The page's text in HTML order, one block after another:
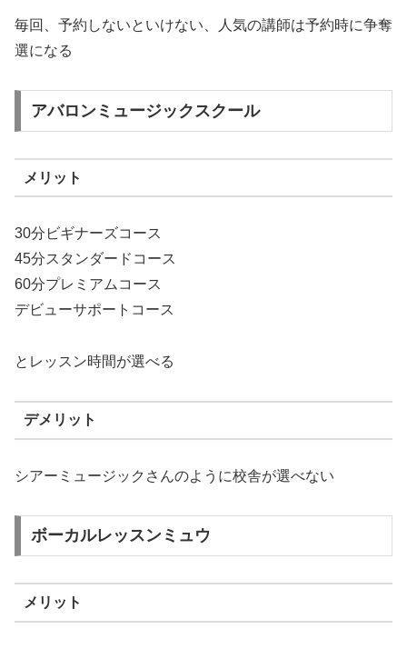
毎回、予約しないといけない、人気の講師は予約時に争奪
選になる
アバロンミュージックスクール
メリット
30分ビギナーズコース
45分スタンダードコース
60分プレミアムコース
デビューサポートコース
とレッスン時間が選べる
デメリット
シアーミュージックさんのように校舎が選べない
ボーカルレッスンミュウ
メリット